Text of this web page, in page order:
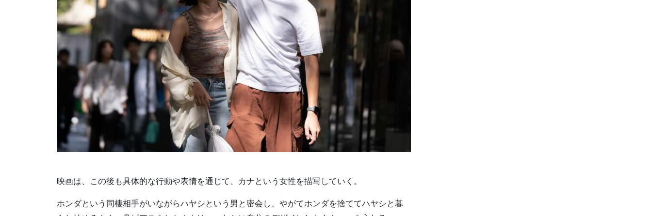
映画は、この後も具体的な行動や表情を通じて、カナという女性を描写していく。
ホンダという同棲相手がいながらハヤシという男と密会し、やがてホンダを捨ててハヤシと暮